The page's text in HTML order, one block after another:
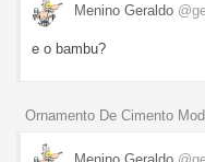
Menino Geraldo
e o bambu?
Ornamento De Cimento